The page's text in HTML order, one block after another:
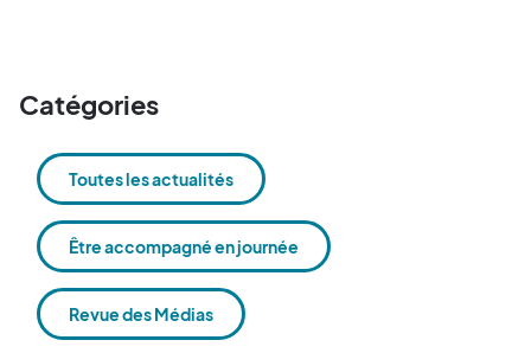
Catégories
Toutes les actualités
Être accompagné en journée
Revue des Médias